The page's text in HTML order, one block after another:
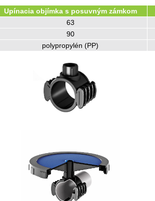
Upínacia objímka s posuvným zámkom
63
90
polypropylén (PP)